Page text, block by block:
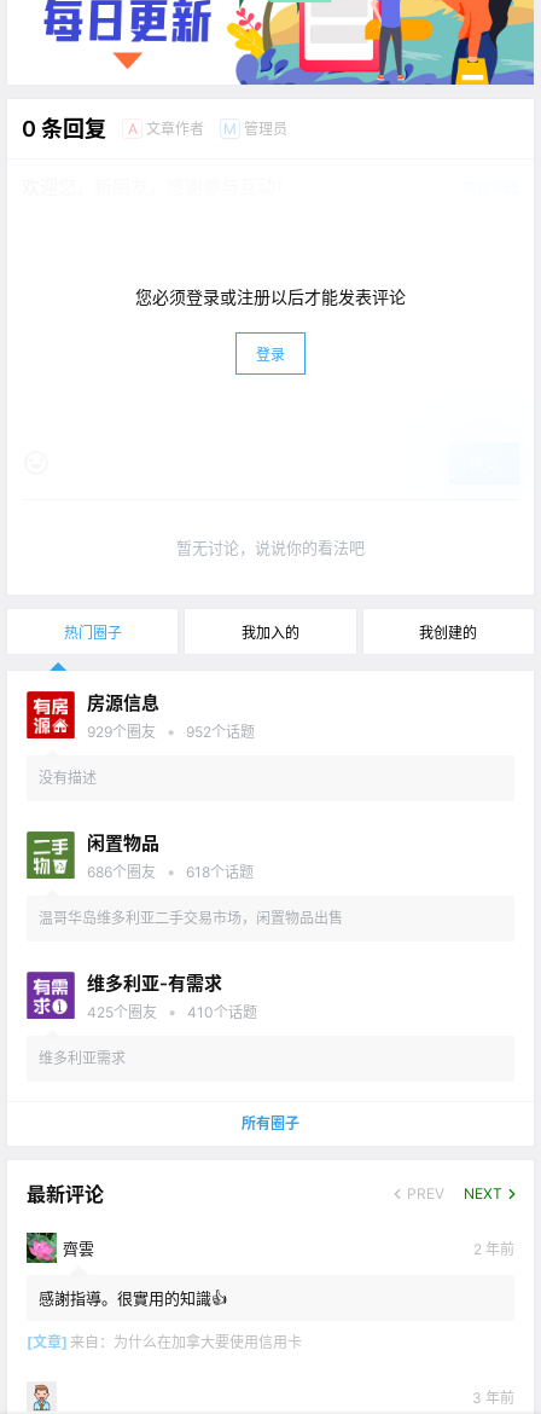
0 条回复 A 文章作者 M 管理员
您必须登录或注册以后才能发表评论
登录
暂无讨论，说说你的看法吧
热门圈子 我加入的 我创建的
房源信息
929个圈友 • 952个话题
没有描述
闲置物品
686个圈友 • 618个话题
温哥华岛维多利亚二手交易市场，闲置物品出售
维多利亚-有需求
425个圈友 • 410个话题
维多利亚需求
所有圈子
最新评论 PREV NEXT
齊雲 2 年前
感謝指導。很實用的知識👍
[文章] 来自： 为什么在加拿大要使用信用卡
3 年前